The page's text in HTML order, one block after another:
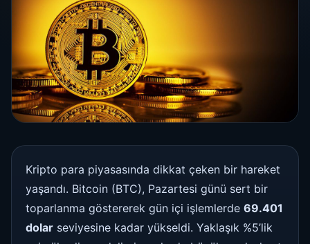
Kripto para piyasasında dikkat çeken bir hareket
yaşandı. Bitcoin (BTC), Pazartesi günü sert bir
toparlanma göstererek gün içi işlemlerde 69.401
dolar seviyesine kadar yükseldi. Yaklaşık %5’lik